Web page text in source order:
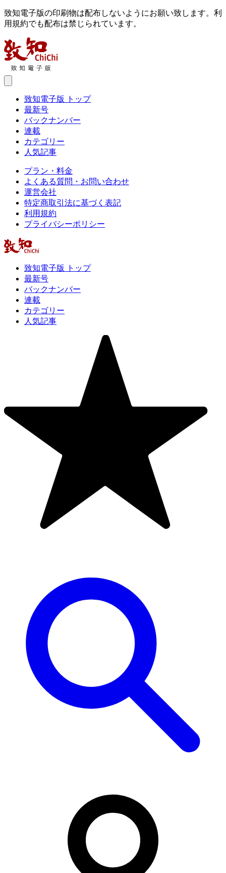
致知電子版の印刷物は配布しないようにお願い致します。利
用規約でも配布は禁じられています。
致知電子版 トップ
最新号
バックナンバー
連載
カテゴリー
人気記事
プラン・料金
よくある質問・お問い合わせ
運営会社
特定商取引法に基づく表記
利用規約
プライバシーポリシー
致知電子版 トップ
最新号
バックナンバー
連載
カテゴリー
人気記事